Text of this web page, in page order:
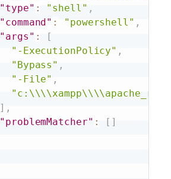
"type" : "shell" ,
"command" : "powershell" ,
"args" :
[
"-ExecutionPolicy" ,
"Bypass" ,
"-File" ,
] ,
"problemMatcher" : [ ]